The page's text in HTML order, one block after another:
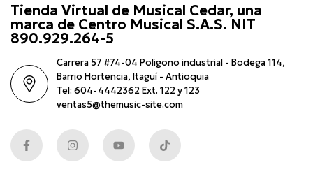
Tienda Virtual de Musical Cedar, una
marca de Centro Musical S.A.S. NIT
890.929.264-5
Carrera 57 #74-04 Poligono industrial - Bodega 114,
Barrio Hortencia, Itaguí - Antioquia
Tel: 604-4442362 Ext. 122 y 123
ventas5@themusic-site.com